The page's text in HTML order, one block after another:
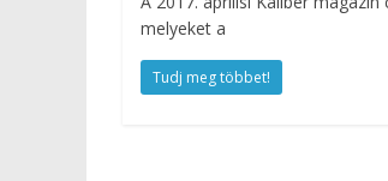
melyeket a
Tudj meg többet!